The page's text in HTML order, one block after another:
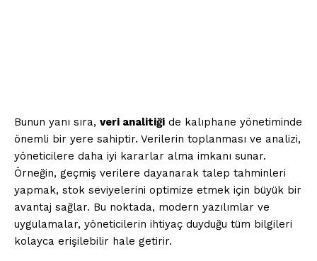
Bunun yanı sıra, veri analitiği de kalıphane yönetiminde
önemli bir yere sahiptir. Verilerin toplanması ve analizi,
yöneticilere daha iyi kararlar alma imkanı sunar.
Örneğin, geçmiş verilere dayanarak talep tahminleri
yapmak, stok seviyelerini optimize etmek için büyük bir
avantaj sağlar. Bu noktada, modern yazılımlar ve
uygulamalar, yöneticilerin ihtiyaç duyduğu tüm bilgileri
kolayca erişilebilir hale getirir.